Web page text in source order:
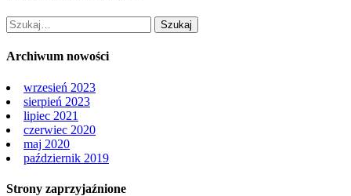
Archiwum nowości
wrzesień 2023
sierpień 2023
lipiec 2021
czerwiec 2020
maj 2020
październik 2019
Strony zaprzyjaźnione